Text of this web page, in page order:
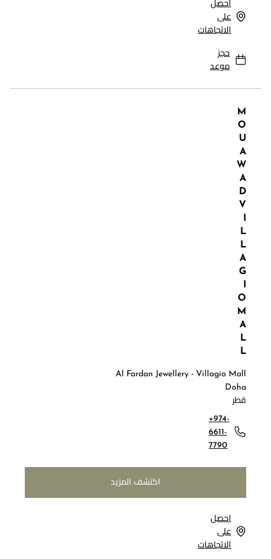
احصل
على
الاتجاهات
حجز
موعد
M
O
U
A
W
A
D
V
L
L
A
G
O
M
A
L
L
Al Fardan Jewellery - Villagio Mall
Doha
قطر
+974-
6611-
7790
اكتشف المزيد
احصل
على
الاتجاهات